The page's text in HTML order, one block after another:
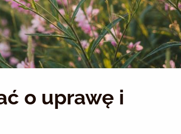
o uprawę i